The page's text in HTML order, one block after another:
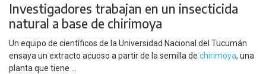
Investigadores trabajan en un insecticida
natural a base de chirimoya
Un equipo de científicos de la Universidad Nacional del Tucumán
ensaya un extracto acuoso a partir de la semilla de chirimoya, una
planta que tiene ...